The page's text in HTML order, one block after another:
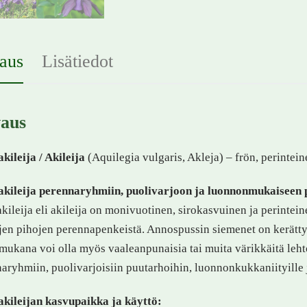
Lisätiedot
/ Akileija (Aquilegia vulgaris, Akleja) – frön,
perennaryhmiin, puolivarjoon ja luonnonmukaiseen
eli akileija on monivuotinen, sirokasvuinen ja
pihojen perennapenkeistä. Annospussin siemenet on
voi olla myös vaaleanpunaisia tai muita värikkäitä
puolivarjoisiin puutarhoihin, luonnonkukkaniityille
kasvupaikka ja käyttö: